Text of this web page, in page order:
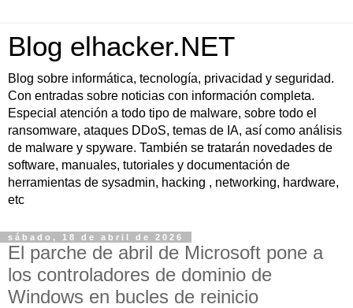
Blog elhacker.NET
Blog sobre informática, tecnología, privacidad y seguridad.
Con entradas sobre noticias con información completa.
Especial atención a todo tipo de malware, sobre todo el
ransomware, ataques DDoS, temas de IA, así como análisis
de malware y spyware. También se tratarán novedades de
software, manuales, tutoriales y documentación de
herramientas de sysadmin, hacking , networking, hardware,
etc
sábado, 18 de abril de 2026
El parche de abril de Microsoft pone a
los controladores de dominio de
Windows en bucles de reinicio